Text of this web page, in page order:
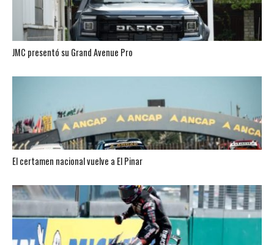
JMC presentó su Grand Avenue Pro
El certamen nacional vuelve a El Pinar